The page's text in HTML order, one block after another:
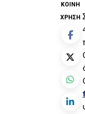
ΚΟΙΝΉ
ΧΡΉΣΗ